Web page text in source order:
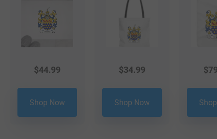
$44.99
Shop Now
$34.99
Shop Now
$